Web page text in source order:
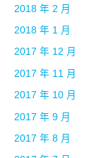
2018 年 2 月
2018 年 1 月
2017 年 12 月
2017 年 11 月
2017 年 10 月
2017 年 9 月
2017 年 8 月